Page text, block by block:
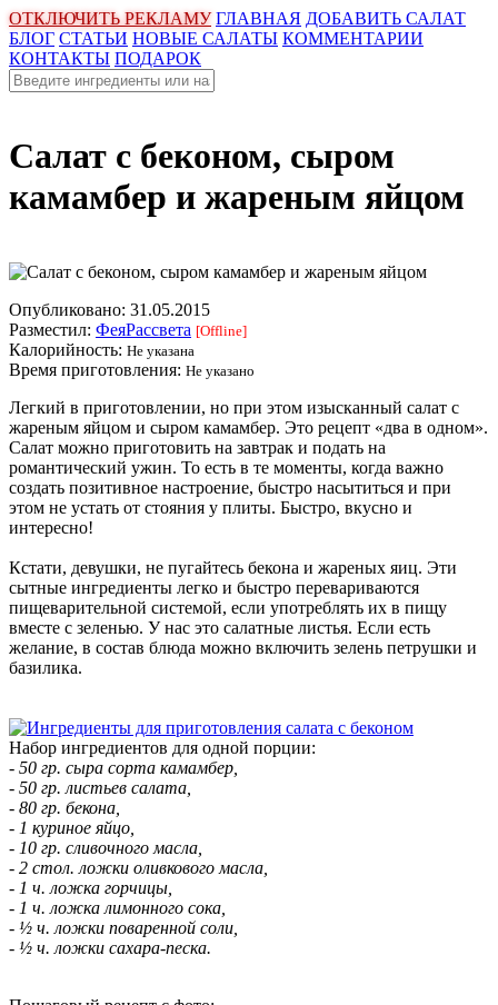
ОТКЛЮЧИТЬ РЕКЛАМУ ГЛАВНАЯ ДОБАВИТЬ САЛАТ
БЛОГ СТАТЬИ НОВЫЕ САЛАТЫ КОММЕНТАРИИ
КОНТАКТЫ ПОДАРОК
Салат с беконом, сыром
камамбер и жареным яйцом
Опубликовано: 31.05.2015
Разместил: ФеяРассвета [Offline]
Калорийность: Не указана
Время приготовления: Не указано
Легкий в приготовлении, но при этом изысканный салат с
жареным яйцом и сыром камамбер. Это рецепт «два в одном».
Салат можно приготовить на завтрак и подать на
романтический ужин. То есть в те моменты, когда важно
создать позитивное настроение, быстро насытиться и при
этом не устать от стояния у плиты. Быстро, вкусно и
интересно!
Кстати, девушки, не пугайтесь бекона и жареных яиц. Эти
сытные ингредиенты легко и быстро перевариваются
пищеварительной системой, если употреблять их в пищу
вместе с зеленью. У нас это салатные листья. Если есть
желание, в состав блюда можно включить зелень петрушки и
базилика.
Набор ингредиентов для одной порции:
- 50 гр. сыра сорта камамбер,
- 50 гр. листьев салата,
- 80 гр. бекона,
- 1 куриное яйцо,
- 10 гр. сливочного масла,
- 2 стол. ложки оливкового масла,
- 1 ч. ложка горчицы,
- 1 ч. ложка лимонного сока,
- ½ ч. ложки поваренной соли,
- ½ ч. ложки сахара-песка.